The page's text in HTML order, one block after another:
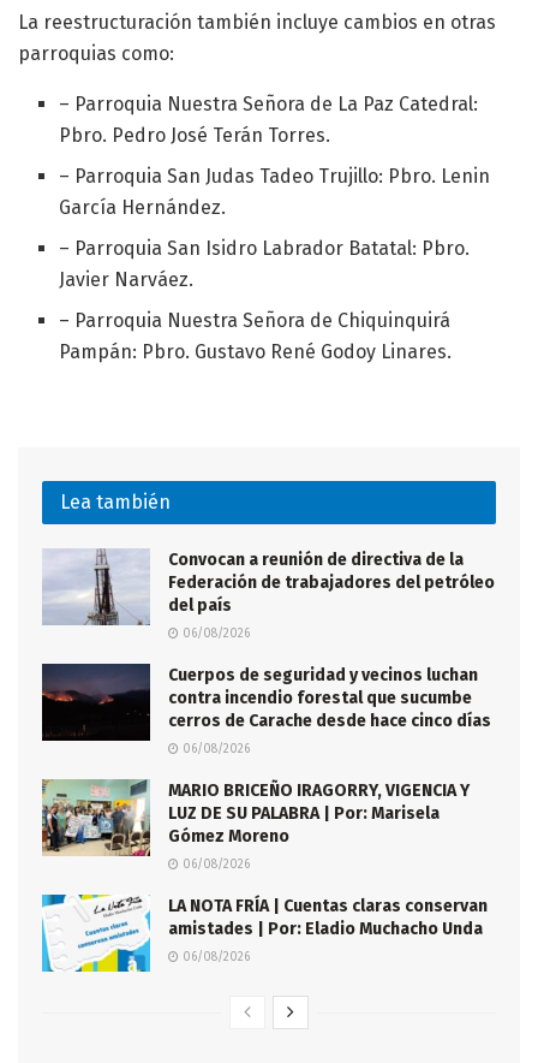
La reestructuración también incluye cambios en otras
parroquias como:
– Parroquia Nuestra Señora de La Paz Catedral:
Pbro. Pedro José Terán Torres.
– Parroquia San Judas Tadeo Trujillo: Pbro. Lenin
García Hernández.
– Parroquia San Isidro Labrador Batatal: Pbro.
Javier Narváez.
– Parroquia Nuestra Señora de Chiquinquirá
Pampán: Pbro. Gustavo René Godoy Linares.
Lea también
Convocan a reunión de directiva de la
Federación de trabajadores del petróleo
del país
06/08/2026
Cuerpos de seguridad y vecinos luchan
contra incendio forestal que sucumbe
cerros de Carache desde hace cinco días
06/08/2026
MARIO BRICEÑO IRAGORRY, VIGENCIA Y
LUZ DE SU PALABRA | Por: Marisela
Gómez Moreno
06/08/2026
LA NOTA FRÍA | Cuentas claras conservan
amistades | Por: Eladio Muchacho Unda
06/08/2026